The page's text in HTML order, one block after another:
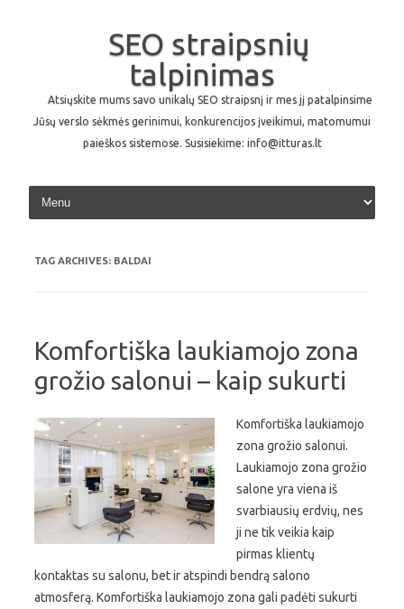
SEO straipsnių
talpinimas
Atsiųskite mums savo unikalų SEO straipsnį ir mes jį patalpinsime
Jūsų verslo sėkmės gerinimui, konkurencijos įveikimui, matomumui
paieškos sistemose. Susisiekime: info@itturas.lt
Skip to content
TAG ARCHIVES: BALDAI
Komfortiška laukiamojo zona
grožio salonui – kaip sukurti
Komfortiška laukiamojo
zona grožio salonui.
Laukiamojo zona grožio
salone yra viena iš
svarbiausių erdvių, nes
ji ne tik veikia kaip
pirmas klientų
kontaktas su salonu, bet ir atspindi bendrą salono
atmosferą. Komfortiška laukiamojo zona gali padėti sukurti